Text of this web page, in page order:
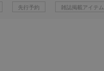
先行予約 雑誌掲載アイテム